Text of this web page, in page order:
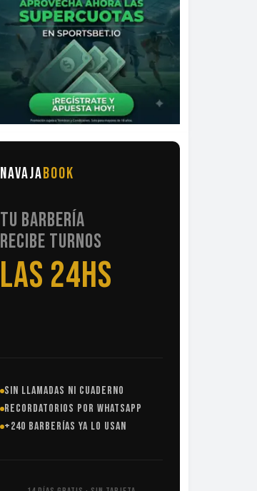
NAVAJABOOK
TU BARBERÍA
RECIBE TURNOS
LAS 24HS
SIN LLAMADAS NI CUADERNO
RECORDATORIOS POR WHATSAPP
+240 BARBERÍAS YA LO USAN